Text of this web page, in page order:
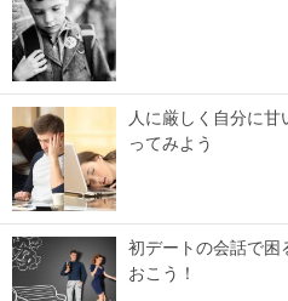
人に厳しく自分に甘
ってみよう
初デートの会話で困
おこう！